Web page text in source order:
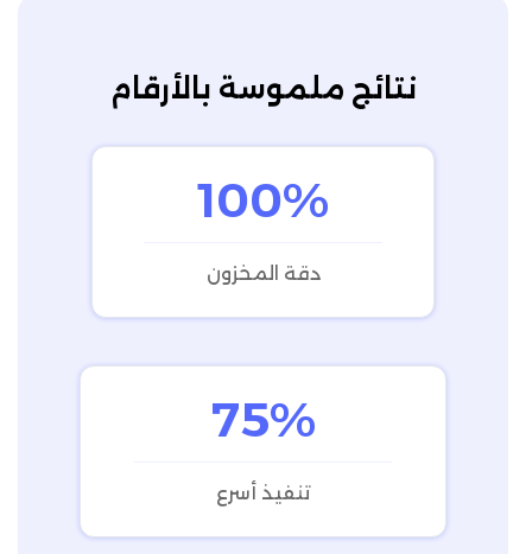
نتائج ملموسة بالأرقام
100%
دقة المخزون
75%
تنفيذ أسرع